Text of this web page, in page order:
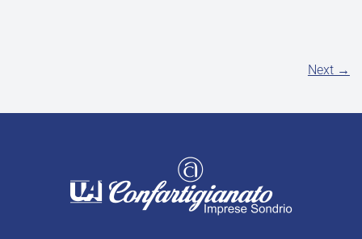
Next →